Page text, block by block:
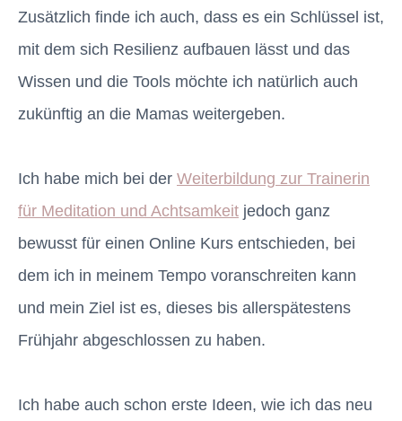
Zusätzlich finde ich auch, dass es ein Schlüssel ist,
mit dem sich Resilienz aufbauen lässt und das
Wissen und die Tools möchte ich natürlich auch
zukünftig an die Mamas weitergeben.
Ich habe mich bei der Weiterbildung zur Trainerin
für Meditation und Achtsamkeit jedoch ganz
bewusst für einen Online Kurs entschieden, bei
dem ich in meinem Tempo voranschreiten kann
und mein Ziel ist es, dieses bis allerspätestens
Frühjahr abgeschlossen zu haben.
Ich habe auch schon erste Ideen, wie ich das neu